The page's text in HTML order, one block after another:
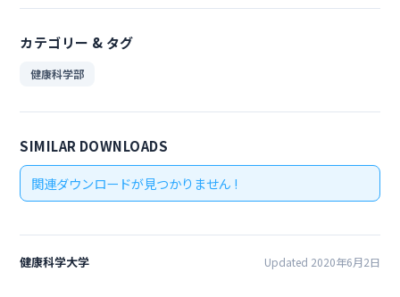
カテゴリー & タグ
健康科学部
SIMILAR DOWNLOADS
関連ダウンロードが見つかりません !
健康科学大学 Updated 2020年6月2日